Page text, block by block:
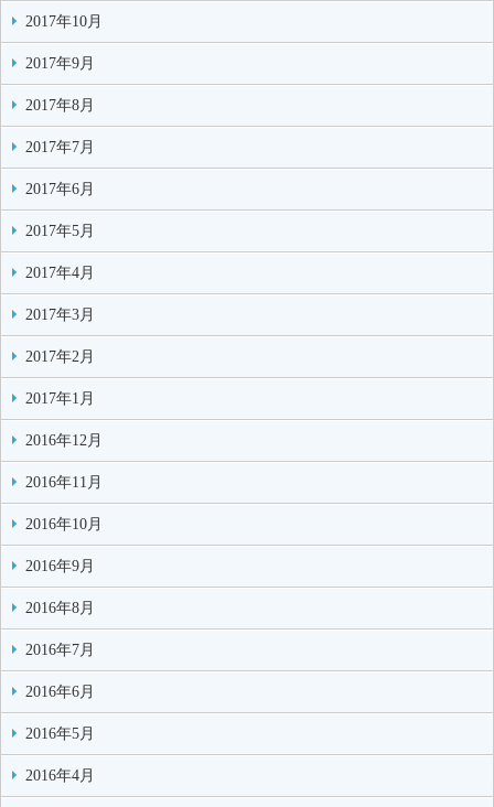
2017年10月
2017年9月
2017年8月
2017年7月
2017年6月
2017年5月
2017年4月
2017年3月
2017年2月
2017年1月
2016年12月
2016年11月
2016年10月
2016年9月
2016年8月
2016年7月
2016年6月
2016年5月
2016年4月